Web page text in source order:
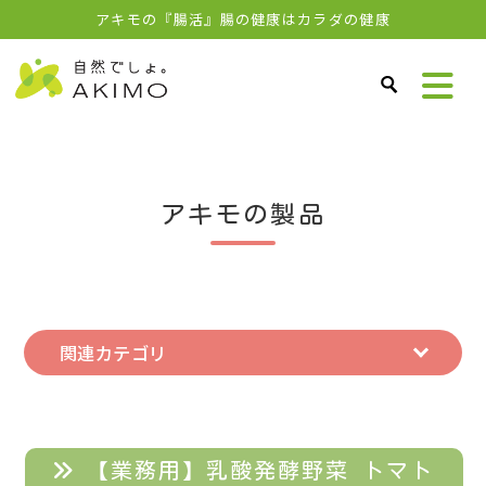
アキモの『腸活』腸の健康はカラダの健康
アキモの製品
関連カテゴリ
【業務用】乳酸発酵野菜 トマト